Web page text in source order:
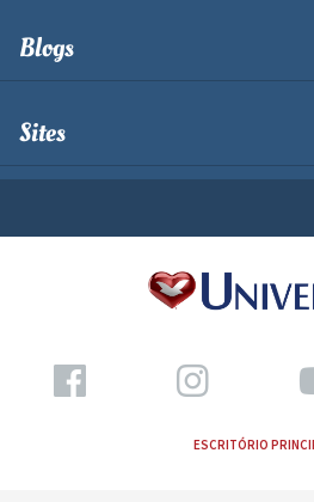
Blogs
Sites
ESCRITÓRIO